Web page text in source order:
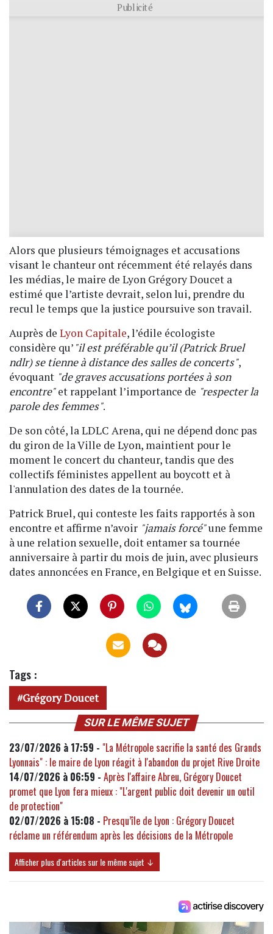
Publicité
Alors que plusieurs témoignages et accusations
visant le chanteur ont récemment été relayés dans
les médias, le maire de Lyon Grégory Doucet a
estimé que l’artiste devrait, selon lui, prendre du
recul le temps que la justice poursuive son travail.
Auprès de Lyon Capitale, l’édile écologiste
considère qu’ "il est préférable qu’il (Patrick Bruel
ndlr) se tienne à distance des salles de concerts",
évoquant "de graves accusations portées à son
encontre"et rappelant l’importance de "respecter la
parole des femmes".
De son côté, la LDLC Arena, qui ne dépend donc pas
du giron de la Ville de Lyon, maintient pour le
moment le concert du chanteur, tandis que des
collectifs féministes appellent au boycott et à
l'annulation des dates de la tournée.
Patrick Bruel, qui conteste les faits rapportés à son
encontre et affirme n’avoir "jamais forcé"une femme
à une relation sexuelle, doit entamer sa tournée
anniversaire à partir du mois de juin, avec plusieurs
dates annoncées en France, en Belgique et en Suisse.
Tags :
Grégory Doucet
SUR LE MÊME SUJET
23/07/2026 à 17:59 - "La Métropole sacrifie la santé des Grands
Lyonnais" : le maire de Lyon réagit à l'abandon du projet Rive Droite
14/07/2026 à 06:59 - Après l'affaire Abreu, Grégory Doucet
promet que Lyon fera mieux : "L'argent public doit devenir un outil
de protection"
02/07/2026 à 15:08 - Presqu’île de Lyon : Grégory Doucet
réclame un référendum après les décisions de la Métropole
Afficher plus d'articles sur le même sujet ↓